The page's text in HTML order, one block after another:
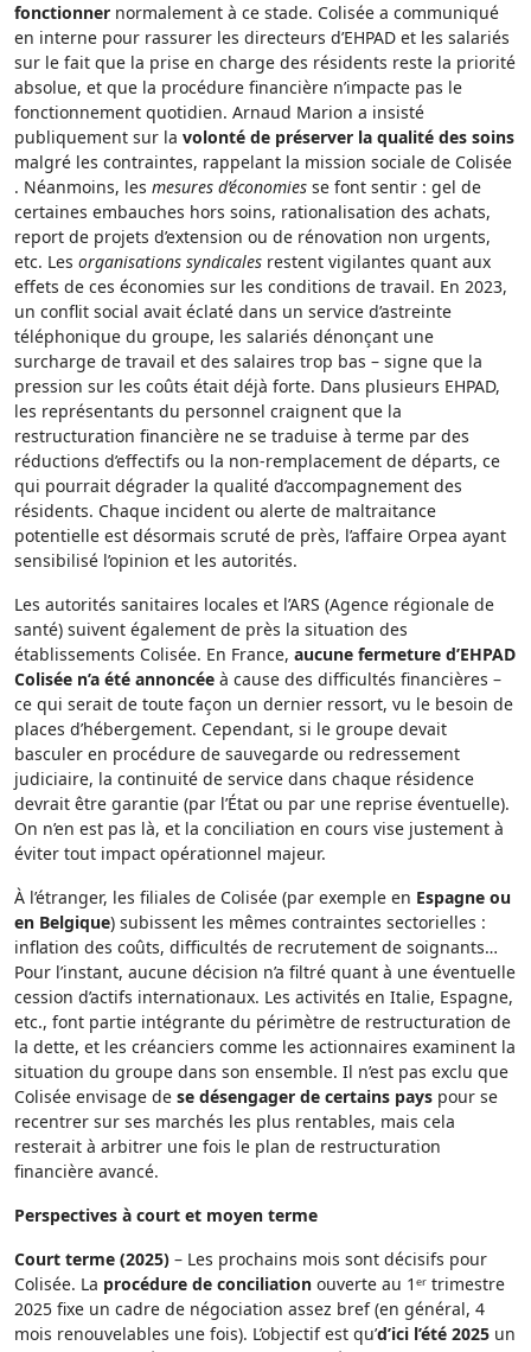
fonctionner normalement à ce stade. Colisée a communiqué
en interne pour rassurer les directeurs d’EHPAD et les salariés
sur le fait que la prise en charge des résidents reste la priorité
absolue, et que la procédure financière n’impacte pas le
fonctionnement quotidien. Arnaud Marion a insisté
publiquement sur la volonté de préserver la qualité des soins
malgré les contraintes, rappelant la mission sociale de Colisée
. Néanmoins, les mesures d’économies se font sentir : gel de
certaines embauches hors soins, rationalisation des achats,
report de projets d’extension ou de rénovation non urgents,
etc. Les organisations syndicales restent vigilantes quant aux
effets de ces économies sur les conditions de travail. En 2023,
un conflit social avait éclaté dans un service d’astreinte
téléphonique du groupe, les salariés dénonçant une
surcharge de travail et des salaires trop bas – signe que la
pression sur les coûts était déjà forte. Dans plusieurs EHPAD,
les représentants du personnel craignent que la
restructuration financière ne se traduise à terme par des
réductions d’effectifs ou la non-remplacement de départs, ce
qui pourrait dégrader la qualité d’accompagnement des
résidents. Chaque incident ou alerte de maltraitance
potentielle est désormais scruté de près, l’affaire Orpea ayant
sensibilisé l’opinion et les autorités.
Les autorités sanitaires locales et l’ARS (Agence régionale de
santé) suivent également de près la situation des
établissements Colisée. En France, aucune fermeture d’EHPAD
Colisée n’a été annoncée à cause des difficultés financières –
ce qui serait de toute façon un dernier ressort, vu le besoin de
places d’hébergement. Cependant, si le groupe devait
basculer en procédure de sauvegarde ou redressement
judiciaire, la continuité de service dans chaque résidence
devrait être garantie (par l’État ou par une reprise éventuelle).
On n’en est pas là, et la conciliation en cours vise justement à
éviter tout impact opérationnel majeur.
À l’étranger, les filiales de Colisée (par exemple en Espagne ou
en Belgique) subissent les mêmes contraintes sectorielles :
inflation des coûts, difficultés de recrutement de soignants…
Pour l’instant, aucune décision n’a filtré quant à une éventuelle
cession d’actifs internationaux. Les activités en Italie, Espagne,
etc., font partie intégrante du périmètre de restructuration de
la dette, et les créanciers comme les actionnaires examinent la
situation du groupe dans son ensemble. Il n’est pas exclu que
Colisée envisage de se désengager de certains pays pour se
recentrer sur ses marchés les plus rentables, mais cela
resterait à arbitrer une fois le plan de restructuration
financière avancé.
Perspectives à court et moyen terme
Court terme (2025) – Les prochains mois sont décisifs pour
Colisée. La procédure de conciliation ouverte au 1ᵉʳ trimestre
2025 fixe un cadre de négociation assez bref (en général, 4
mois renouvelables une fois). L’objectif est qu’d’ici l’été 2025 un